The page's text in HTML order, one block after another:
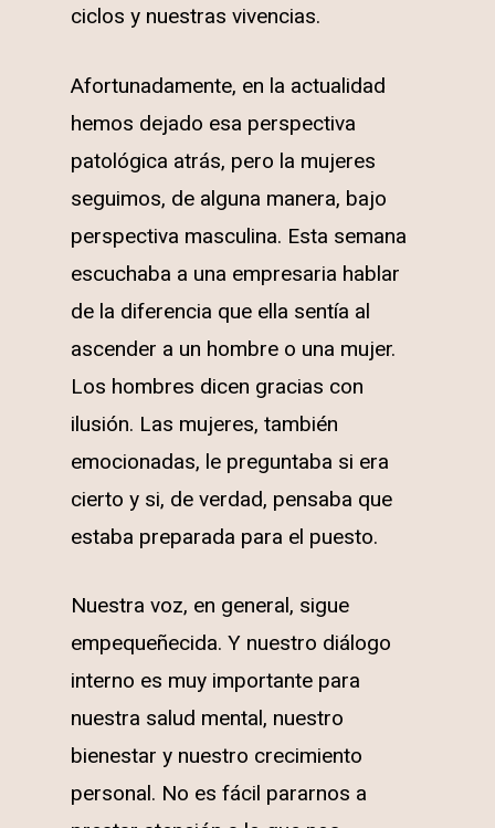
ciclos y nuestras vivencias.
Afortunadamente, en la actualidad
hemos dejado esa perspectiva
patológica atrás, pero la mujeres
seguimos, de alguna manera, bajo
perspectiva masculina. Esta semana
escuchaba a una empresaria hablar
de la diferencia que ella sentía al
ascender a un hombre o una mujer.
Los hombres dicen gracias con
ilusión. Las mujeres, también
emocionadas, le preguntaba si era
cierto y si, de verdad, pensaba que
estaba preparada para el puesto.
Nuestra voz, en general, sigue
empequeñecida. Y nuestro diálogo
interno es muy importante para
nuestra salud mental, nuestro
bienestar y nuestro crecimiento
personal. No es fácil pararnos a